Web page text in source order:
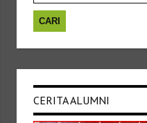
CERITA ALUMNI